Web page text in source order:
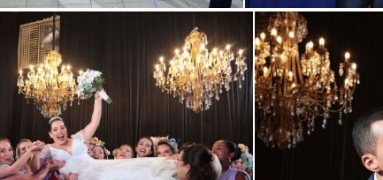
Guardar